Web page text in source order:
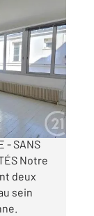
- SANS
Notre
deux
sein